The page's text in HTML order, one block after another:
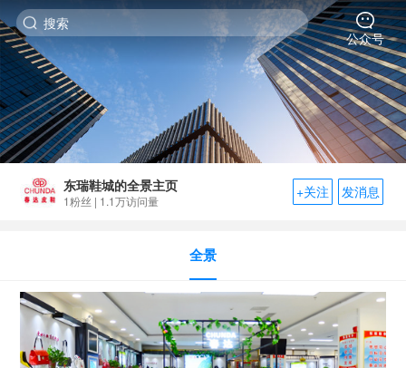
搜索
公众号
东瑞鞋城的全景主页
1粉丝 | 1.1万访问量
+关注 发消息
全景